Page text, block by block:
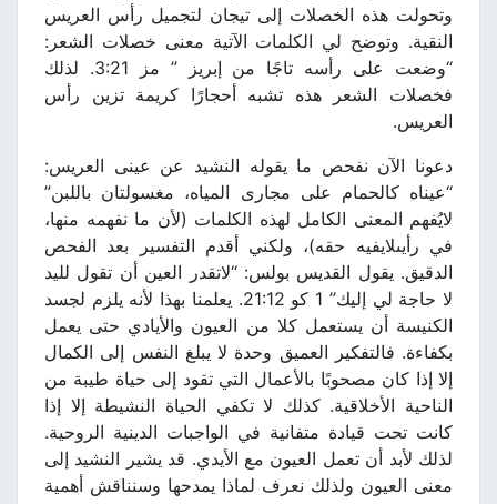
وتحولت هذه الخصلات إلى تيجان لتجميل رأس العريس
النقية. وتوضح لي الكلمات الآتية معنى خصلات الشعر:
“وضعت على رأسه تاجًا من إبريز ” مز 3:21. لذلك
فخصلات الشعر هذه تشبه أحجارًا كريمة تزين رأس
العريس.
دعونا الآن نفحص ما يقوله النشيد عن عينى العريس:
“عيناه كالحمام على مجارى المياه، مغسولتان باللبن”
لايُفهم المعنى الكامل لهذه الكلمات (لأن ما نفهمه منها،
في رأيىلايفيه حقه)، ولكني أقدم التفسير بعد الفحص
الدقيق. يقول القديس بولس: “لاتقدر العين أن تقول لليد
لا حاجة لي إليك” 1 كو 21:12. يعلمنا بهذا لأنه يلزم لجسد
الكنيسة أن يستعمل كلا من العيون والأيادي حتى يعمل
بكفاءة. فالتفكير العميق وحدة لا يبلغ النفس إلى الكمال
إلا إذا كان مصحوبًا بالأعمال التي تقود إلى حياة طيبة من
الناحية الأخلاقية. كذلك لا تكفي الحياة النشيطة إلا إذا
كانت تحت قيادة متفانية في الواجبات الدينية الروحية.
لذلك لأبد أن تعمل العيون مع الأيدي. قد يشير النشيد إلى
معنى العيون ولذلك نعرف لماذا يمدحها وسنناقش أهمية